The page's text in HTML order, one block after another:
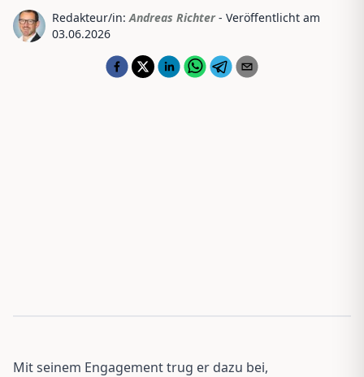
Redakteur/in: Andreas Richter - Veröffentlicht am
03.06.2026
Mit seinem Engagement trug er dazu bei,